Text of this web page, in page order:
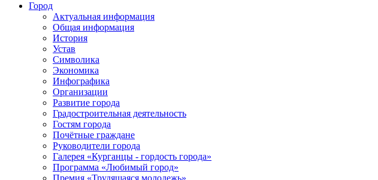
Город
Актуальная информация
Общая информация
История
Устав
Символика
Экономика
Инфографика
Организации
Развитие города
Градостроительная деятельность
Гостям города
Почётные граждане
Руководители города
Галерея «Курганцы - гордость города»
Программа «Любимый город»
Премия «Трудящаяся молодежь»